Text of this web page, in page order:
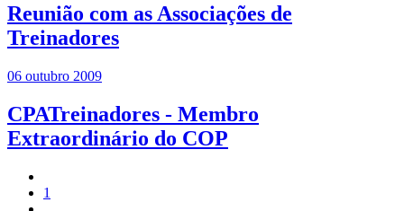
Reunião com as Associações de
Treinadores
06 outubro 2009
CPATreinadores - Membro
Extraordinário do COP
1